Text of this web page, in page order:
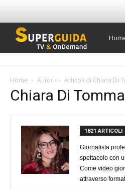
Super
TV
Home Autori Articoli di Chiara Di
Chiara Di
1821 ARTICOLI
Giornalista
spettacolo con
Come video
attraverso